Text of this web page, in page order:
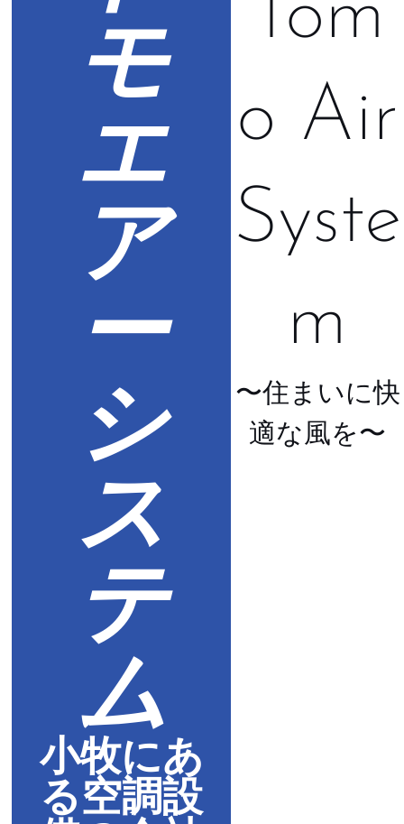
モ
エ
ア
ー
シ
ス
テ
ム
小牧にあ
る空調設
Tom
o Air
Syste
m
〜住まいに快
適な風を〜